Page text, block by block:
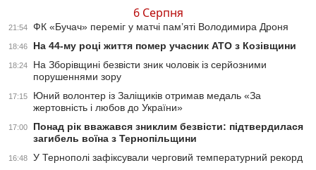
6 Серпня
21:54 ФК «Бучач» переміг у матчі пам’яті Володимира Дроня
18:46 На 44-му році життя помер учасник АТО з Козівщини
18:24
На Зборівщині безвісти зник чоловік із серйозними
порушеннями зору
17:15
Юний волонтер із Заліщиків отримав медаль «За
жертовність і любов до України»
17:00
Понад рік вважався зниклим безвісти: підтвердилася
загибель воїна з Тернопільщини
16:48 У Тернополі зафіксували черговий температурний рекорд